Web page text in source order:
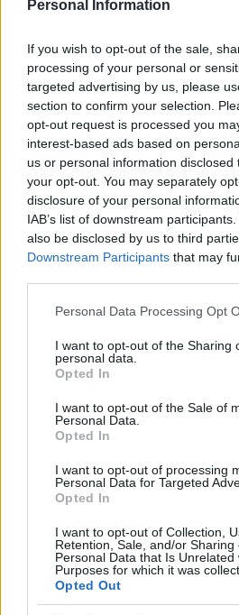
Personal Information
If you wish to opt-out of the sale,
processing of your personal or
targeted advertising by us, please
section to confirm your selection.
opt-out request is processed you
interest-based ads based on
us or personal information
your opt-out. You may separately
disclosure of your personal
IAB’s list of downstream
also be disclosed by us to third
Downstream Participants that may
Please note that this website/app
not limited to your visit or usage
grant or deny consent to Google
use your data for below specified
consent section.
Personal Data Processing Opt
I want to opt-out of the Sharing
personal data.
Opted In
I want to opt-out of the Sale of
Personal Data.
Opted In
I want to opt-out of processing
Personal Data for Targeted
Opted In
I want to opt-out of Collection,
Retention, Sale, and/or Sharing
Personal Data that Is Unrelated
Purposes for which it was
Opted Out
talón).
Estos jugadores son duda
Posibles cambios en la alineación
repetir el once que ganó en Cádiz,
Nabil Fekir y Borja Iglesias. El
sanción y si ve una amarilla se
el Sevilla, por lo que podría
Recomendaciones de compra:
Se acabó
rojiblanco
jornada 26
Posible alineación: Pacheco –
Córdoba (Pellistri, Rioja) – Lucas
Estos jugadores son baja:
Javi López.